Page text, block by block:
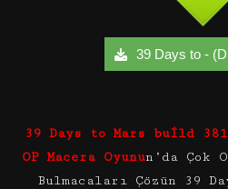
39 Days to -
39 Days to Mars build
OP Macera Oyunun’da Çok
Bulmacaları Çözün 39